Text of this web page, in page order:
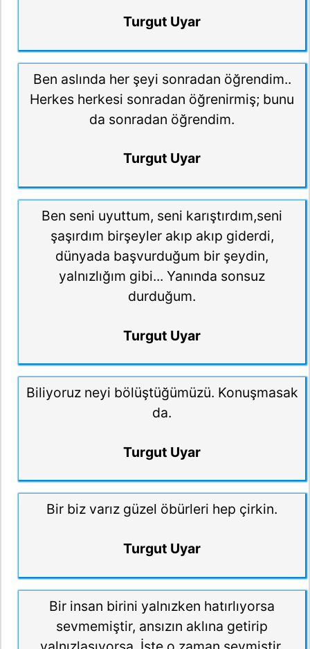
Turgut Uyar
Ben aslında her şeyi sonradan öğrendim..
Herkes herkesi sonradan öğrenirmiş; bunu
da sonradan öğrendim.
Turgut Uyar
Ben seni uyuttum, seni karıştırdım,seni
şaşırdım birşeyler akıp akıp giderdi,
dünyada başvurduğum bir şeydin,
yalnızlığım gibi... Yanında sonsuz
durduğum.
Turgut Uyar
Biliyoruz neyi bölüştüğümüzü. Konuşmasak
da.
Turgut Uyar
Bir biz varız güzel öbürleri hep çirkin.
Turgut Uyar
Bir insan birini yalnızken hatırlıyorsa
sevmemiştir, ansızın aklına getirip